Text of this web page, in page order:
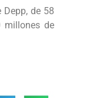
de 58
millones de